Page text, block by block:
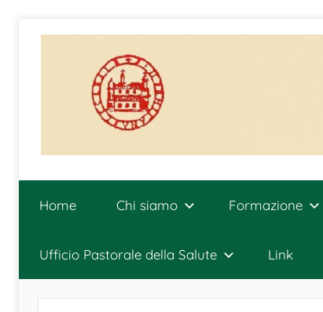
per
della
Salute
Home Chi siamo Formazione
Ufficio Pastorale della Salute Link